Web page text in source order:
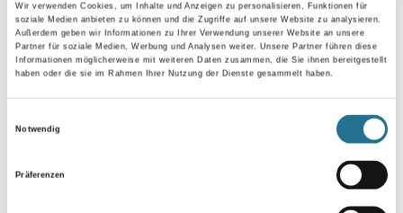
Wir verwenden Cookies, um Inhalte und Anzeigen zu personalisieren, Funktionen für
soziale Medien anbieten zu können und die Zugriffe auf unsere Website zu analysieren.
Außerdem geben wir Informationen zu Ihrer Verwendung unserer Website an unsere
Partner für soziale Medien, Werbung und Analysen weiter. Unsere Partner führen diese
Informationen möglicherweise mit weiteren Daten zusammen, die Sie ihnen bereitgestellt
haben oder die sie im Rahmen Ihrer Nutzung der Dienste gesammelt haben.
Notwendig
Präferenzen
Henkel Metylan NP Hohe
Klebkraft 5,0 kg Universal
Granulat MNUG